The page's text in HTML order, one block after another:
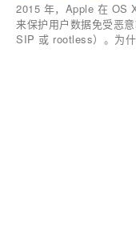
2015 年，Apple 在 OS
来保护用户数据免受恶
SIP 或 rootless）。为